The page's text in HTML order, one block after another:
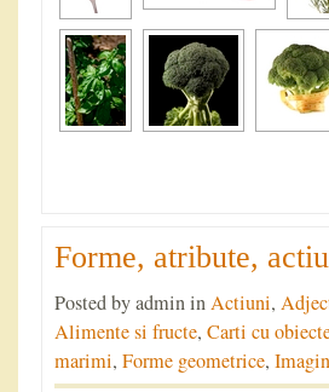
Forme, atribute,
Posted by admin inActiuni,
Alimente si fructe, Carti cu
marimi, Forme geometrice,